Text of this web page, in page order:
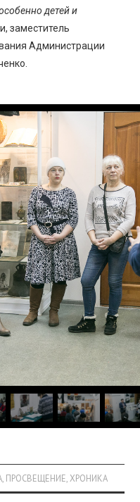
детей и
заместитель
Администрации
, ПРОСВЕЩЕНИЕ,ХРОНИКА